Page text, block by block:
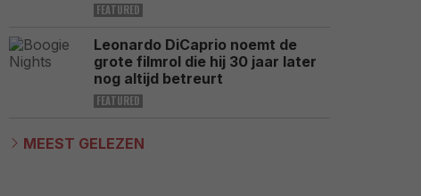
FEATURED
Leonardo DiCaprio noemt de
grote filmrol die hij 30 jaar later
nog altijd betreurt
FEATURED
MEEST GELEZEN